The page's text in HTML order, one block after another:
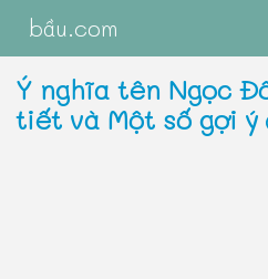
bầu.com
Ý nghĩa tên Ngọc
tiết và Một số gợi ý